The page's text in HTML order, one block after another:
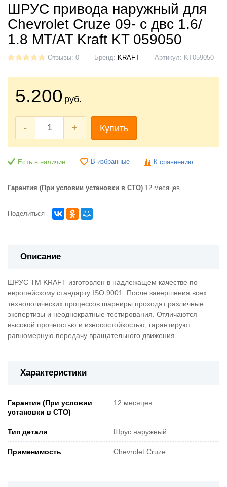
ШРУС привода наружный для
Chevrolet Cruze 09- с двс 1.6/
1.8 MT/AT Kraft KT 059050
Отзывы: 0 Бренд: KRAFT Артикул: KT059050
5.200 руб.
- + Купить
Есть в наличии В избранные К сравнению
Гарантия (При условии установки в СТО) 12 месяцев
Поделиться
Описание
ШРУС ТМ KRAFT изготовлен в надлежащем качестве по
европейскому стандарту ISO 9001. После завершения всех
технологических процессов шарниры проходят различные
экспертизы и неоднократные тестирования. Отличаются
высокой прочностью и износостойкостью, гарантируют
равномерную передачу вращательного движения.
Характеристики
Гарантия (При условии
установки в СТО)
12 месяцев
Тип детали Шрус наружный
Применимость Chevrolet Cruze